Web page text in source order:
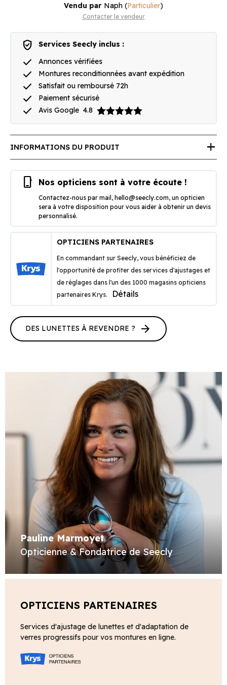
Vendu par Naph (Particulier)
Contacter le vendeur
verified_user Services Seecly inclus :
done Annonces vérifiées
done Montures reconditionnées avant expédition
done Satisfait ou remboursé 72h
done Paiement sécurisé
done Avis Google 4.8
INFORMATIONS DU PRODUIT add
phone_iphone Nos opticiens sont à votre écoute !
Contactez-nous par mail, hello@seecly.com, un opticien
sera à votre disposition pour vous aider à obtenir un devis
personnalisé.
OPTICIENS PARTENAIRES
En commandant sur Seecly, vous bénéficiez de
l'opportunité de profiter des services d'ajustages et
de réglages dans l'un des 1000 magasins opticiens
partenaires Krys.
Détails
DES LUNETTES À REVENDRE ? arrow_forward
Pauline Marmoyet
Opticienne & Fondatrice de Seecly
OPTICIENS PARTENAIRES
Services d'ajustage de lunettes et d'adaptation de
verres progressifs pour vos montures en ligne.